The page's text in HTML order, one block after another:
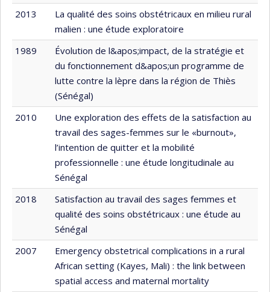
2013
La qualité des soins obstétricaux en milieu rural
malien : une étude exploratoire
1989
Évolution de l&apos;impact, de la stratégie et
du fonctionnement d&apos;un programme de
lutte contre la lèpre dans la région de Thiès
(Sénégal)
2010
Une exploration des effets de la satisfaction au
travail des sages-femmes sur le «burnout»,
l’intention de quitter et la mobilité
professionnelle : une étude longitudinale au
Sénégal
2018
Satisfaction au travail des sages femmes et
qualité des soins obstétricaux : une étude au
Sénégal
2007
Emergency obstetrical complications in a rural
African setting (Kayes, Mali) : the link between
spatial access and maternal mortality